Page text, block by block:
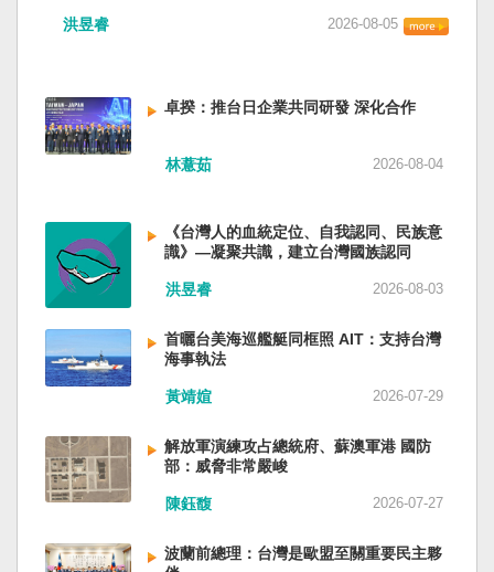
前空軍政委郭普校、前東部戰區政委劉青松、前
委鍾紹軍等。 黨政系統部分，前廣西政府主席藍
天立、前內蒙古政府主席王莉霞、前中國證監會
主席易會滿、前內蒙古黨委書記孫紹騁、前浙江
信部部長金壯龍、前中央軍民融合辦常務副主任
雷凡培，都是被不正常免職。 最新的河北黨書記
倪岳峰「另有任用」，應該是與德國之聲與紐約
時報披露張家口對海外人士動態控制平台被登錄
有關。 這些大清洗是反映習近平的穩定還是不
安？ （作者林保華為資深時事評論員）
四五年八一五台灣獨立了，台灣會成為東亞漢字
語，一如新加坡留下英文，本土原有的福佬話、
客家話、原住民各族語也不會被壓迫。 如果一九
四五年八一五台灣獨立了，台灣早已是聯合國會
員國，也不至於迄今仍以國體不明的身分爭取加
爭。當然也沒有以反共為名、行專政之實的卅八
年戒嚴讓許多政治受難者的母親長期在黑夜哭
泣。 如果一九四五年八一五台灣獨立了，台灣早
已民主化，不必有長期戒嚴體制的壓迫，也沒有
群落留下來的遺民問題。漢字文化圈的國家台灣
會傳承更多日本留下來的風貌，如果吸引中國人
來台也是中國僑民或台灣新住民、新國民，而不
了，台灣早就是一個小而美的民主國家，不必在
國民養成過程的教育被教導成一個虛構的大國，
也不會有見證二二八事件的美國副領事葛超智
萬六千多平方公里的美麗島嶼群落，中央山脈南
北相連，四面海域環抱，是島嶼國度不是大陸國
援速度與災後重建受到關注，避難所管理也成為
樣位於地震頻繁區域的台灣，防災工作不能只關
注災害發生後如何救援，更要思考受災者如何在
避難期間獲得安全且有尊嚴的生活。 台灣多年來
累積不少災害應變經驗，但每當重大災害發生，
者，即使面臨撤離要求，也不願離開自己的家
園，讓第一線執行撤離工作的公務人員承受壓
力。 表面上看，這似乎是防災意識不足；但更深
層的問題是，我們是否建立了一套讓人民願意避
只是住所，更是多年生活累積的情感依靠。離開
熟悉環境，本身就是重大心理挑戰。如果避難場
所只是學校體育館或公共禮堂，提供基本收容功
活便利性，民眾自然可能對撤離有所抗拒。 因
此，現代防災不能只是「把人帶離危險區域」，
而要建立讓人民相信「離開家後仍能受到妥善照
障礙者等需求，包括降溫設備、電力備援、醫療
支援與基本生活品質。 在重大災害應變中，台灣
洪昱睿 2026-08-05
卓揆：推台日企業共同研發 深化合作
林薏茹 2026-08-04
《台灣人的血統定位、自我認同、民族意
識》—凝聚共識，建立台灣國族認同
洪昱睿 2026-08-03
首曬台美海巡艦艇同框照 AIT：支持台灣
海事執法
黃靖媗 2026-07-29
解放軍演練攻占總統府、蘇澳軍港 國防
部：威脅非常嚴峻
陳鈺馥 2026-07-27
波蘭前總理：台灣是歐盟至關重要民主夥